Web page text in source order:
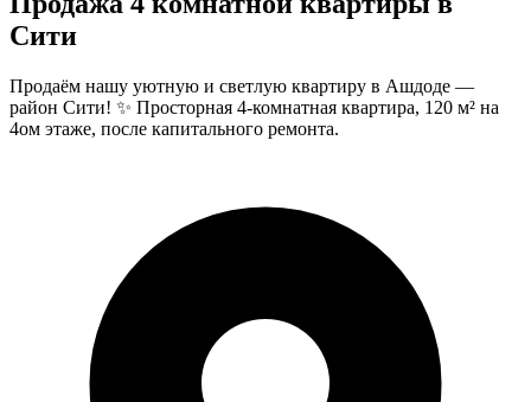
Сити
Продаём нашу уютную и светлую квартиру в Ашдоде —
район Сити! ✨ Просторная 4-комнатная квартира, 120 м² на
4ом этаже, после капитального ремонта.